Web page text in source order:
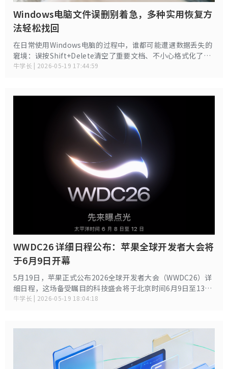
Windows电脑文件误删别着急，多种实用恢复方
法轻松找回
在日常使用Windows电脑的过程中，谁都可能遭遇数据丢失的
窘境：误按Shift+Delete清空了重要文档、不小心格式化了存
放照片的U盘、系统崩溃导致桌面文件消失、硬盘分区莫名丢
牛学长 | 2026-05-19 17:44:59
WWDC26 详细日程公布：苹果全球开发者大会将
于6月9日开幕
5月19日，苹果正式公布2026全球开发者大会（WWDC26）详
细日程，这场备受瞩目的科技盛会将于北京时间6月9日至13日
举行。作为苹果每年软件生态的年度答卷，本届大会的口号为
牛学长 | 2026-05-19 18:04:18